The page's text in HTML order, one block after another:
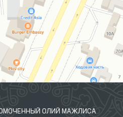
ОЛИЙ МАЖЛИСА